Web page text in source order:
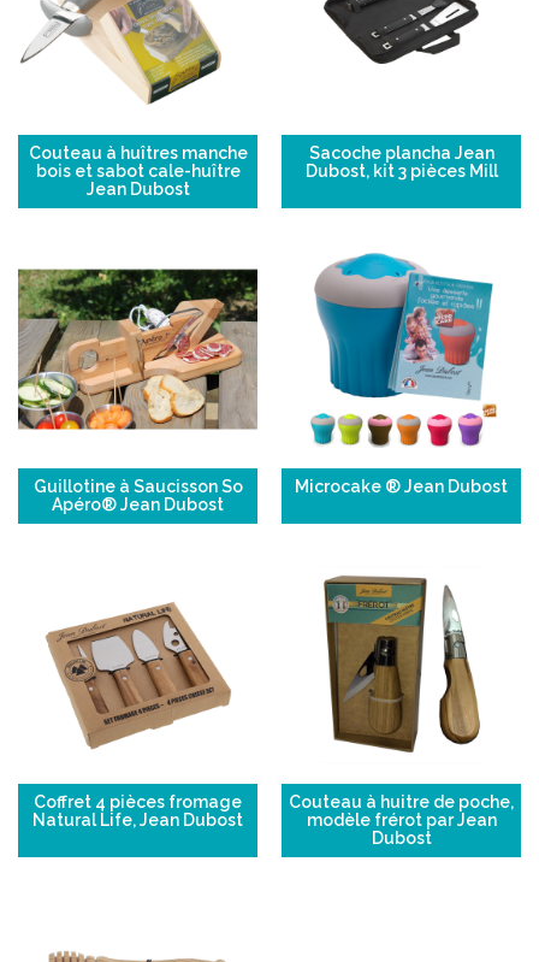
Couteau à huîtres manche
bois et sabot cale-huître
Jean Dubost
Sacoche plancha Jean
Dubost, kit 3 pièces Mill
Guillotine à Saucisson So
Apéro® Jean Dubost
Microcake ® Jean Dubost
Coffret 4 pièces fromage
Natural Life, Jean Dubost
Couteau à huitre de poche,
modèle frérot par Jean
Dubost